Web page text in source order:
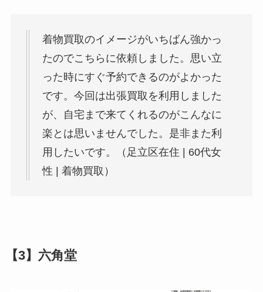
着物買取のイメージがいちばん強かっ
たのでこちらに依頼しました。思い立
った時にすぐ予約できるのがよかった
です。今回は出張買取を利用しました
が、自宅まで来てくれるのがこんなに
楽とは思いませんでした。是非また利
用したいです。（足立区在住 | 60代女
性 | 着物買取）
【3】六角堂